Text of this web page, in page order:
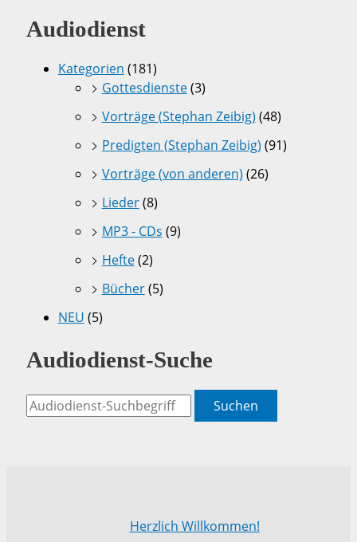
Audiodienst
Kategorien (181)
Gottesdienste(3)
Vorträge (Stephan Zeibig) (48)
Predigten (Stephan Zeibig) (91)
Vorträge (von anderen) (26)
Lieder(8)
MP3 - CDs (9)
Hefte(2)
Bücher(5)
NEU (5)
Audiodienst-Suche
Suchen
Herzlich Willkommen!